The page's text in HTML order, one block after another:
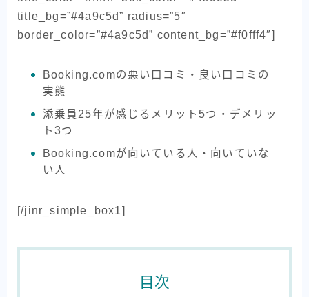
title_bg=”#4a9c5d” radius=”5″
border_color=”#4a9c5d” content_bg=”#f0fff4″]
Booking.comの悪い口コミ・良い口コミの
実態
添乗員25年が感じるメリット5つ・デメリッ
ト3つ
Booking.comが向いている人・向いていな
い人
[/jinr_simple_box1]
目次